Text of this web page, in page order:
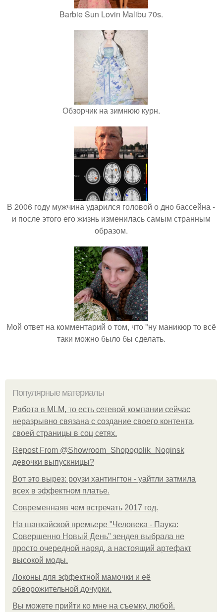
Barbie Sun Lovin Malibu 70s.
Обзорчик на зимнюю курн.
В 2006 году мужчина ударился головой о дно бассейна -
и после этого его жизнь изменилась самым странным
образом.
Мой ответ на комментарий о том, что "ну маникюр то всё
таки можно было бы сделать.
Популярные материалы
Работа в MLM, то есть сетевой компании сейчас
неразрывно связана с создание своего контента,
своей страницы в соц сетях.
Repost From @Showroom_Shopogolik_Noginsk
девочки выпускницы?
Вот это вырез: роузи хантингтон - уайтли затмила
всех в эффектном платьe.
Современнаяв чем встречать 2017 год.
На шанхайской премьере "Человека - Паука:
Совершенно Новый День" зендея выбрала не
просто очередной наряд, а настоящий артефакт
высокой моды.
Локоны для эффектной мамочки и её
обворожительной дочурки.
Вы можете прийти ко мне на съемку, любой.